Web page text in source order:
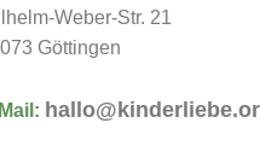
Weber-Str. 21
Göttingen